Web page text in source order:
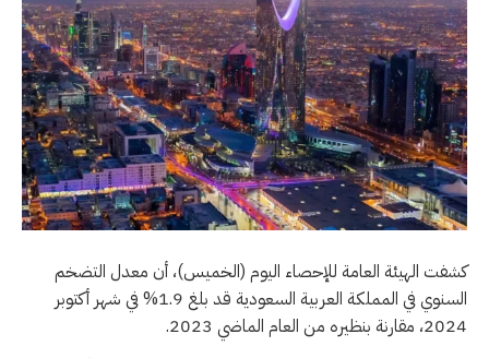
كشفت الهيئة العامة للإحصاء اليوم (الخميس)، أن معدل التضخم
السنوي في المملكة العربية السعودية قد بلغ 1.9% في شهر أكتوبر
2024، مقارنة بنظيره من العام الماضي 2023.